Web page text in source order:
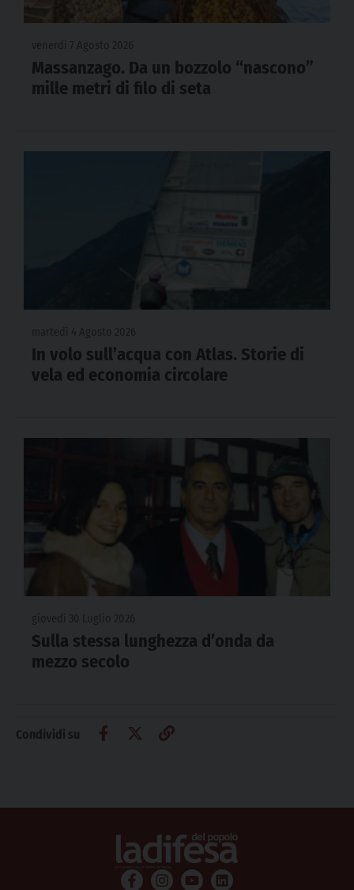
Massanzago. Da un bozzolo “nascono”
mille metri di filo di seta
In volo sull’acqua con Atlas. Storie di
vela ed economia circolare
Sulla stessa lunghezza d’onda da
mezzo secolo
Condividi su